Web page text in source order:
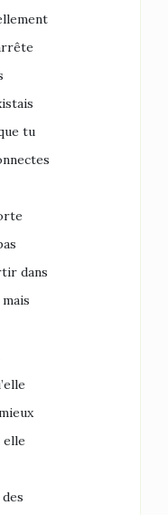
tu
dans
elle